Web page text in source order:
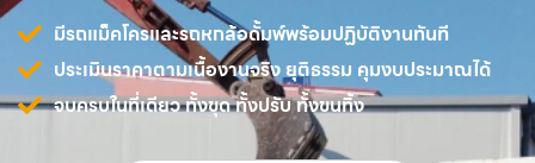
มีรถแม็คโครและรถหกล้อดั้มพ์พร้อมปฏิบัติงานทันที
ประเมินราคาตามเนื้องานจริง ยุติธรรม คุมงบประมาณได้
จบครบในที่เดียว ทั้งขุด ทั้งปรับ ทั้งขนทิ้ง